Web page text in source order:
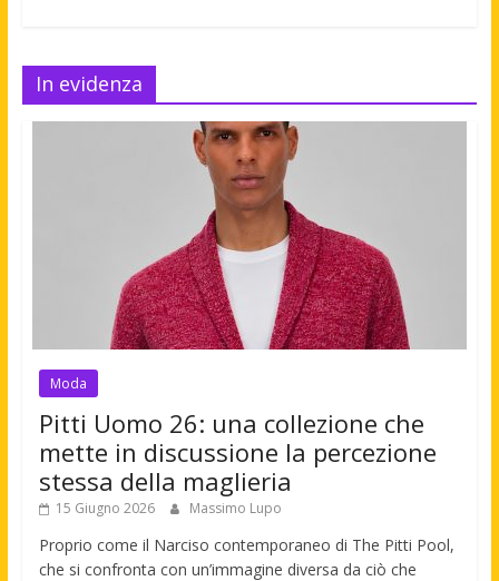
In evidenza
Moda
Pitti Uomo 26: una collezione che
mette in discussione la percezione
stessa della maglieria
15 Giugno 2026 Massimo Lupo
Proprio come il Narciso contemporaneo di The Pitti Pool,
che si confronta con un’immagine diversa da ciò che